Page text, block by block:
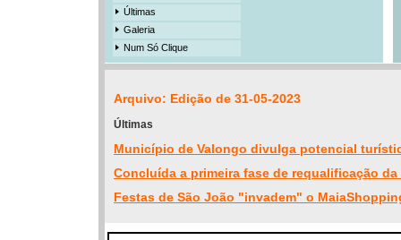
Últimas
Galeria
Num Só Clique
Arquivo: Edição de 31-05-2023
Últimas
Município de Valongo divulga potencial
Concluída a primeira fase de requalificação da
Festas de São João "invadem" o